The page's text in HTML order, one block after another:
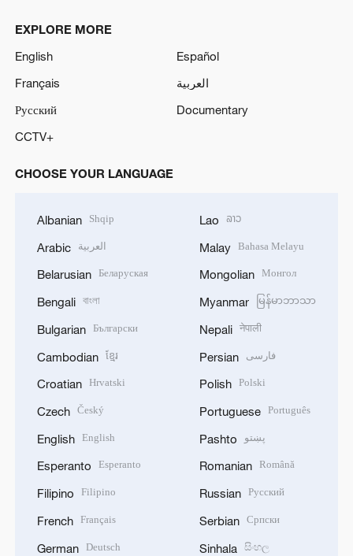
EXPLORE MORE
English
Español
Français
العربية
Русский
Documentary
CCTV+
CHOOSE YOUR LANGUAGE
Albanian Shqip
Arabic العربية
Belarusian Беларуская
Bengali বাংলা
Bulgarian Български
Cambodian ខ្មែរ
Croatian Hrvatski
Czech Český
English English
Esperanto Esperanto
Filipino Filipino
French Français
German Deutsch
Lao ລາວ
Malay Bahasa Melayu
Mongolian Монгол
Myanmar မြန်မာဘာသာ
Nepali नेपाली
Persian فارسی
Polish Polski
Portuguese Português
Pashto پښتو
Romanian Română
Russian Русский
Serbian Српски
Sinhala සිංහල